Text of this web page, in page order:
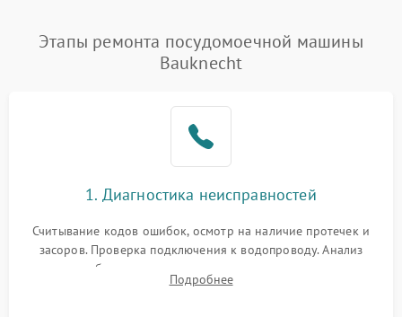
Проблемы с набором
воды
1800 ₽ Подробнее →
1700 ₽
циркуляционным насосом
2100 ₽ Подробнее →
Этапы ремонта посудомоечной машины
Bauknecht
1. Диагностика неисправностей
Считывание кодов ошибок, осмотр на наличие протечек и
засоров. Проверка подключения к водопроводу. Анализ
жалоб на отсутствие слива, нагрева, вращения
разбрызгивателей или срабатывание системы защиты
Подробнее